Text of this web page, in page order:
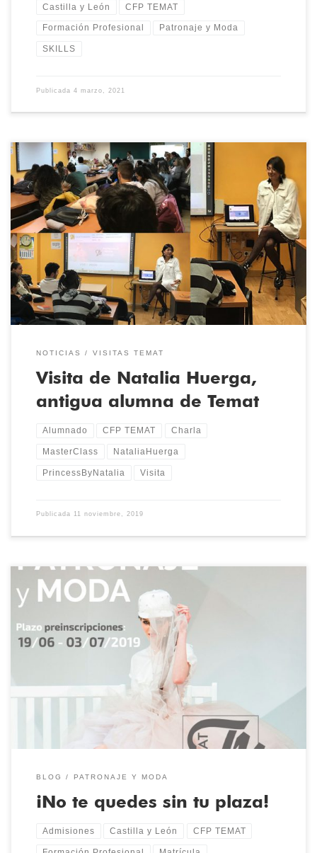
Castilla y León CFP TEMAT
Formación Profesional Patronaje y Moda
SKILLS
Publicada 4 marzo, 2021
Ha lanzado su propia marca PRINCESS by NATALIA HUERGA, vive –
de momento- en Valladolid y recientemente participó como
seleccionada en el concurso de Jóvenes Diseñadores en la
Pasarela de Moda de Castilla y León, celebrada en Burgos en su
XXII edición. Conoce a nuestra graduada en Patronaje y Moda,
Natalia […]
NOTICIAS VISITAS TEMAT
Visita de Natalia Huerga,
antigua alumna de Temat
Alumnado CFP TEMAT Charla
MasterClass NataliaHuerga
PrincessByNatalia Visita
Publicada 11 noviembre, 2019
¡Atención! Os recordamos el periodo de preinscripción para
solicitar la admisión en el centro: del 19 de junio al 3 de julio
incluido. Si te gusta la Moda y deseas trabajar en el sector, no
pierdas esta oportunidad. ¡Solicita tu plaza! Enlace a solicitud:
Solicitud de preinscripción
BLOG PATRONAJE Y MODA
¡No te quedes sin tu plaza!
Admisiones Castilla y León CFP TEMAT